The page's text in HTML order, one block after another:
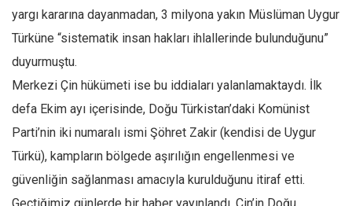
YouTube
Editörden
Yazarlar
Mahmut Toptaş
Yvonne Ridley
Barış Tarımcıoğlu
yargı kararına dayanmadan, 3 milyona yakın Müslüman Uygur
Türküne “sistematik insan hakları ihlallerinde bulunduğunu”
duyurmuştu.
Merkezi Çin hükümeti ise bu iddiaları yalanlamaktaydı. İlk
defa Ekim ayı içerisinde, Doğu Türkistan’daki Komünist
Parti’nin iki numaralı ismi Şöhret Zakir (kendisi de Uygur
Türkü), kampların bölgede aşırılığın engellenmesi ve
güvenliğin sağlanması amacıyla kurulduğunu itiraf etti.